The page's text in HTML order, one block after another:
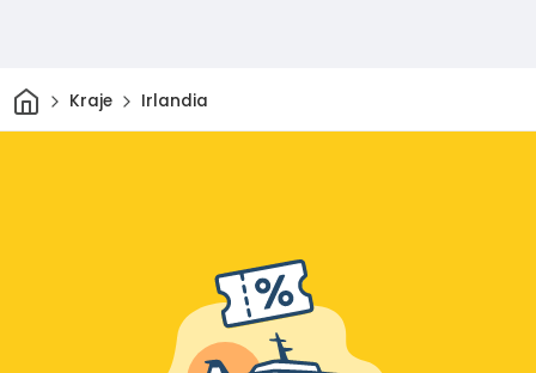
DomKraje Irlandia